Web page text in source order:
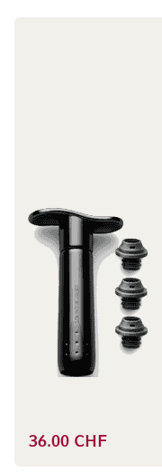
36.00 CHF